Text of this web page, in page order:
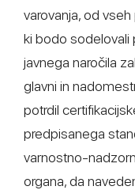
varovanja, od
ki bodo sodelovali
javnega naročila
glavni in
potrdil
predpisanega
varnostno-
organa, da